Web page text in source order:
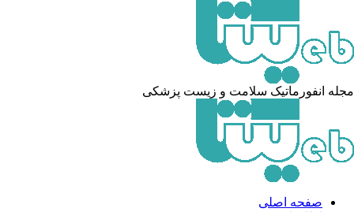
انفورماتیک سلامت و زیست پزشکی
صفحه اصلی